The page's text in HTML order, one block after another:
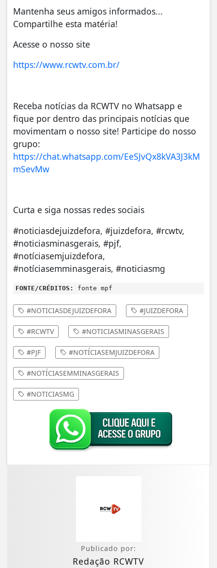
Mantenha seus amigos informados...
Compartilhe esta matéria!
Acesse o nosso site
https://www.rcwtv.com.br/
Receba notícias da RCWTV no Whatsapp e
fique por dentro das principais notícias que
movimentam o nosso site! Participe do nosso
grupo:
https://chat.whatsapp.com/EeSJvQx8kVA3J3kM
mSevMw
Curta e siga nossas redes sociais
#noticiasdejuizdefora, #juizdefora, #rcwtv,
#noticiasminasgerais, #pjf,
#notíciasemjuizdefora,
#notíciasemminasgerais, #noticiasmg
FONTE/CRÉDITOS: fonte mpf
#NOTICIASDEJUIZDEFORA #JUIZDEFORA
#RCWTV #NOTICIASMINASGERAIS
#PJF #NOTÍCIASEMJUIZDEFORA
#NOTÍCIASEMMINASGERAIS
#NOTICIASMG
Publicado por:
Redação RCWTV